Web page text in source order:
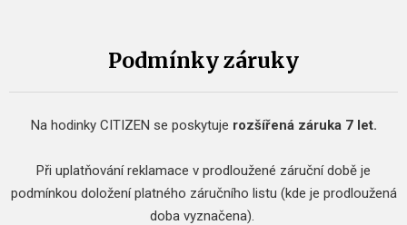
Podmínky záruky
Na hodinky CITIZEN se poskytuje rozšířená záruka 7 let.
Při uplatňování reklamace v prodloužené záruční době je
podmínkou doložení platného záručního listu (kde je prodloužená
doba vyznačena).